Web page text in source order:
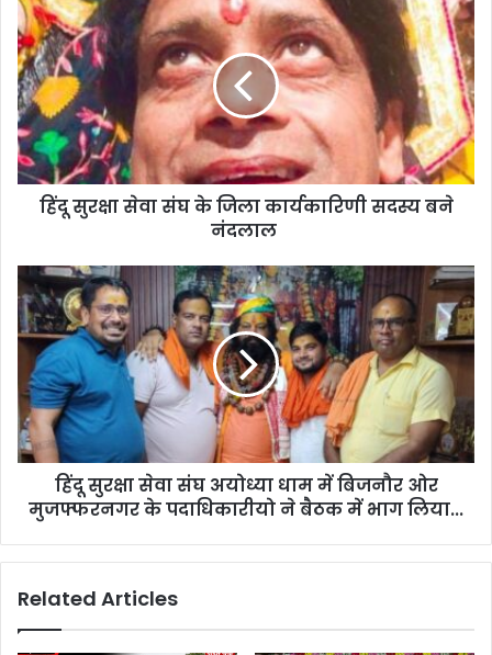
हिंदू सुरक्षा सेवा संघ के जिला कार्यकारिणी सदस्य बने
नंदलाल
हिंदू सुरक्षा सेवा संघ अयोध्या धाम में बिजनौर ओर
मुजफ्फरनगर के पदाधिकारीयो ने बैठक में भाग लिया...
Related Articles